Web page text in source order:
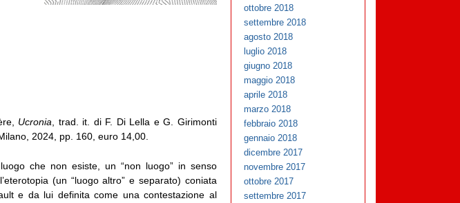
Ucronia , trad. it. di F. Di Lella e G. Girimonti
2024, pp. 160, euro 14,00.
luogo che non esiste, un “non luogo” in senso
(un “luogo altro” e separato) coniata
e da lui definita come una contestazione al
ottobre 2018
settembre 2018
agosto 2018
luglio 2018
giugno 2018
maggio 2018
aprile 2018
marzo 2018
febbraio 2018
gennaio 2018
dicembre 2017
novembre 2017
ottobre 2017
settembre 2017